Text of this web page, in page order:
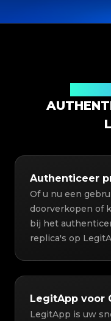
Authenticeer
Of u nu een
doorverkopen of
bij het
replica's op
LegitApp voor
LegitApp is uw